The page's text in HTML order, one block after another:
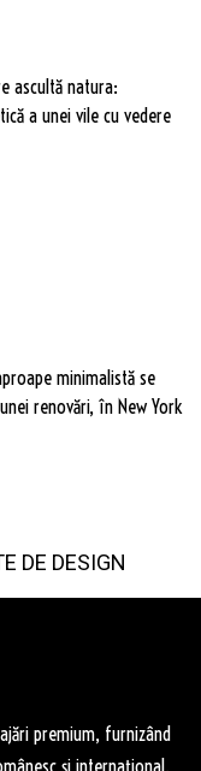
ascultă natura:
a unei vile cu vedere
minimalistă se
renovări, în New York
DE DESIGN
premium, furnizând
și internațional.